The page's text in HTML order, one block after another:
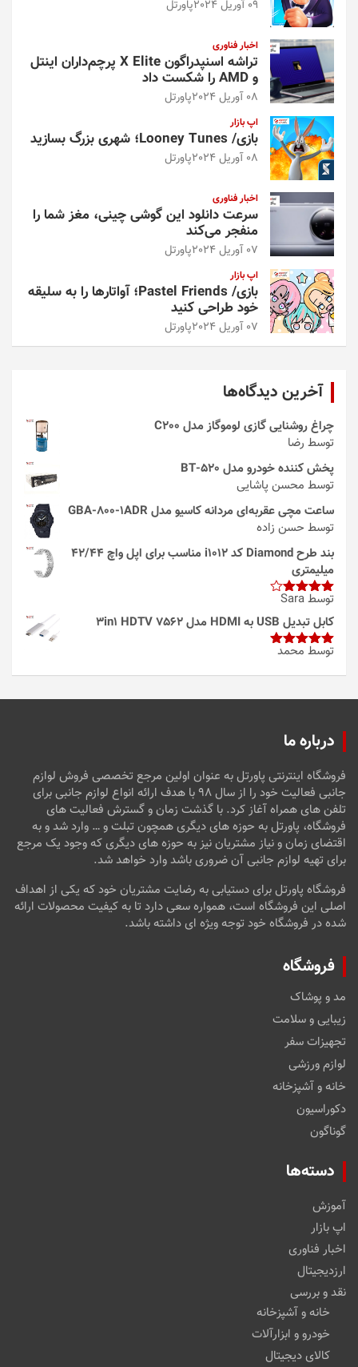
09 آوریل 2024 پاورتل
اخبار فناوری
تراشه اسنپدراگون X Elite پرچم‌داران اینتل
و AMD را شکست داد
08 آوریل 2024 پاورتل
اپ بازار
بازی/ Looney Tunes؛ شهری بزرگ بسازید
08 آوریل 2024 پاورتل
اخبار فناوری
سرعت دانلود این گوشی چینی، مغز شما را
منفجر می‌کند
07 آوریل 2024 پاورتل
اپ بازار
بازی/ Pastel Friends؛ آواتارها را به سلیقه
خود طراحی کنید
07 آوریل 2024 پاورتل
آخرین دیدگاه‌ها
چراغ روشنایی گازی لوموگاز مدل C200
توسط رضا
پخش کننده خودرو مدل 520-BT
توسط محسن پاشایی
ساعت مچی عقربه‌ای مردانه کاسیو مدل GBA-800-1ADR
توسط حسن زاده
بند طرح Diamond کد i1012 مناسب برای اپل واچ 42/44
میلیمتری
امتیاز4
از 5
توسط Sara
کابل تبدیل USB به HDMI مدل 3in1 HDTV 7562
امتیاز5از
توسط محمد
درباره ما
فروشگاه اینترنتی پاورتل به عنوان اولین مرجع تخصصی فروش لوازم
جانبی فعالیت خود را از سال ۹۸ با هدف ارائه انواع لوازم جانبی برای
تلفن های همراه آغاز کرد. با گذشت زمان و گسترش فعالیت های
فروشگاه، پاورتل به حوزه های دیگری همچون تبلت و … وارد شد و به
اقتضای زمان و نیاز مشتریان نیز به حوزه های دیگری که وجود یک مرجع
برای تهیه لوازم جانبی آن ضروری باشد وارد خواهد شد.
فروشگاه پاورتل برای دستیابی به رضایت مشتریان خود که یکی از اهداف
اصلی این فروشگاه است، همواره سعی دارد تا به کیفیت محصولات ارائه
شده در فروشگاه خود توجه ویژه ای داشته باشد.
فروشگاه
مد و پوشاک
زیبایی و سلامت
تجهیزات سفر
لوازم ورزشی
خانه و آشپزخانه
دکوراسیون
گوناگون
دسته‌ها
آموزش
اپ بازار
اخبار فناوری
ارزدیجیتال
نقد و بررسی
خانه و آشپزخانه
خودرو و ابزارآلات
کالای دیجیتال